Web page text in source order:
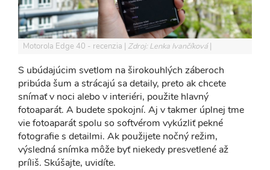
Motorola Edge 40 - recenzia Zdroj: Lenka Ivančíková
S ubúdajúcim svetlom na širokouhlých záberoch
pribúda šum a strácajú sa detaily, preto ak chcete
snímať v noci alebo v interiéri, použite hlavný
fotoaparát. A budete spokojní. Aj v takmer úplnej tme
vie fotoaparát spolu so softvérom vykúzliť pekné
fotografie s detailmi. Ak použijete nočný režim,
výsledná snímka môže byť niekedy presvetlené až
príliš. Skúšajte, uvidíte.